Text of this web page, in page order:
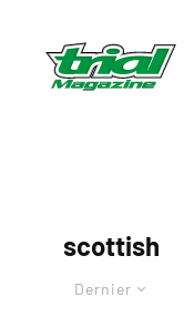
scottish
Dernier